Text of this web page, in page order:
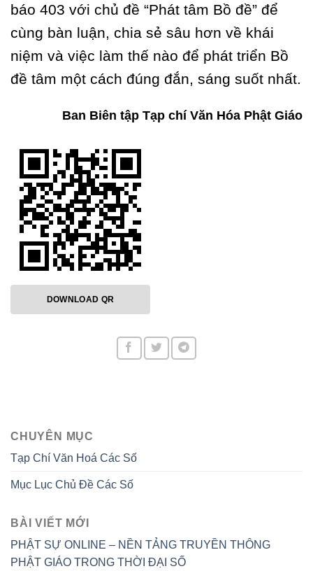
báo 403 với chủ đề “Phát tâm Bồ đề” để
cùng bàn luận, chia sẻ sâu hơn về khái
niệm và việc làm thế nào để phát triển Bồ
đề tâm một cách đúng đắn, sáng suốt nhất.
Ban Biên tập Tạp chí Văn Hóa Phật Giáo
DOWNLOAD QR
CHUYÊN MỤC
Tạp Chí Văn Hoá Các Số
Mục Lục Chủ Đề Các Số
BÀI VIẾT MỚI
PHẬT SỰ ONLINE – NỀN TẢNG TRUYỀN THÔNG
PHẬT GIÁO TRONG THỜI ĐẠI SỐ